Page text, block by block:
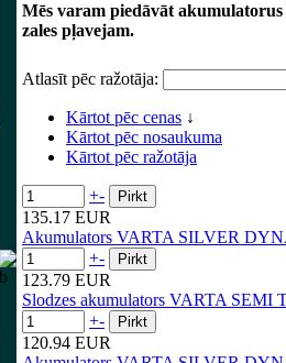
Mēs varam piedāvāt
zales pļavejam.
Atlasīt pēc ražotāja:
Kārtot pēc cenas ↓
Kārtot pēc nosaukuma
Kārtot pēc ražotāja
+-
135.17 EUR
Akumulators VARTA SILVER
+-
123.79 EUR
Slodzes akumulators VARTA
+-
120.94 EUR